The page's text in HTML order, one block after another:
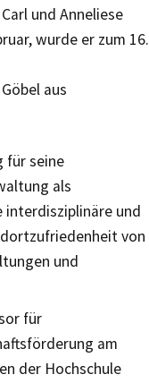
und Anneliese
wurde er zum 16.
aus
für seine
als
und
von
und
für
am
der Hochschule